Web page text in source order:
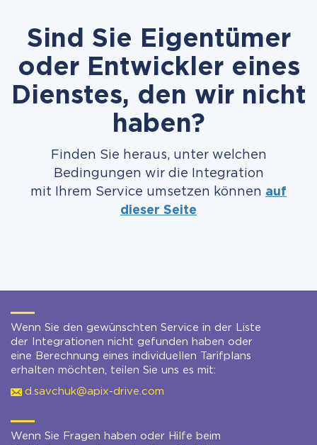
Sind Sie Eigentümer
oder Entwickler eines
Dienstes, den wir nicht
haben?
Finden Sie heraus, unter welchen
Bedingungen wir die Integration
mit Ihrem Service umsetzen können auf
dieser Seite
Wenn Sie den gewünschten Service in der Liste
der Integrationen nicht gefunden haben oder
eine Berechnung eines individuellen Tarifplans
erhalten möchten, teilen Sie uns es mit:
d.savchuk@apix-drive.com
Wenn Sie Fragen haben oder Hilfe beim